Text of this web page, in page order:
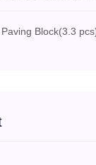
Block(3.3